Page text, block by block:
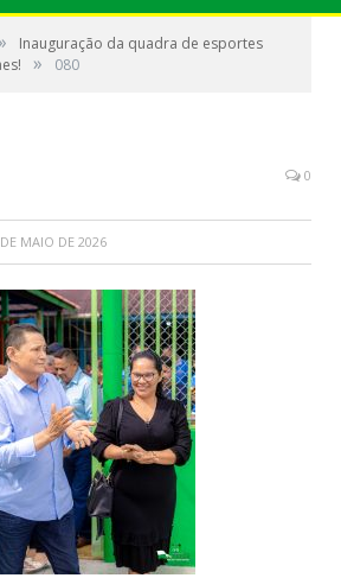
Inauguração da quadra de esportes
» 080
0
MAIO DE 2026